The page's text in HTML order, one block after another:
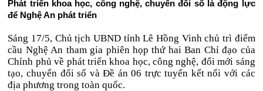
Phát triển khoa học, công nghệ, chuyển đổi số là động lực
để Nghệ An phát triển
Sáng 17/5, Chủ tịch UBND tỉnh Lê Hồng Vinh chủ trì điểm
cầu Nghệ An tham gia phiên họp thứ hai Ban Chỉ đạo của
Chính phủ về phát triển khoa học, công nghệ, đổi mới sáng
tạo, chuyển đổi số và Đề án 06 trực tuyến kết nối với các
địa phương trong toàn quốc.